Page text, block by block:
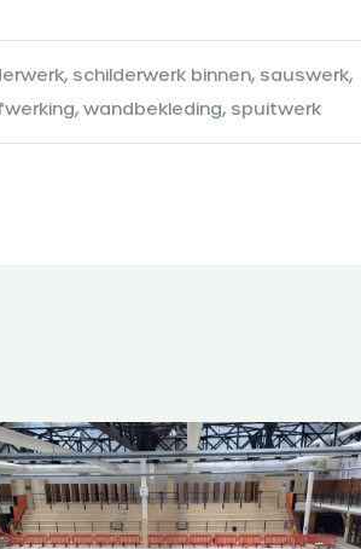
schilderwerk binnen, sauswerk,
wandbekleding, spuitwerk